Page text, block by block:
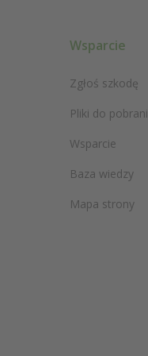
Wsparcie
Zgłoś szkodę
Pliki do
Wsparcie
Baza wiedzy
Mapa strony